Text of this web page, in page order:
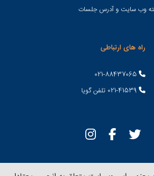
وب سایت و آدرس جلسات
راه های ارتباطی